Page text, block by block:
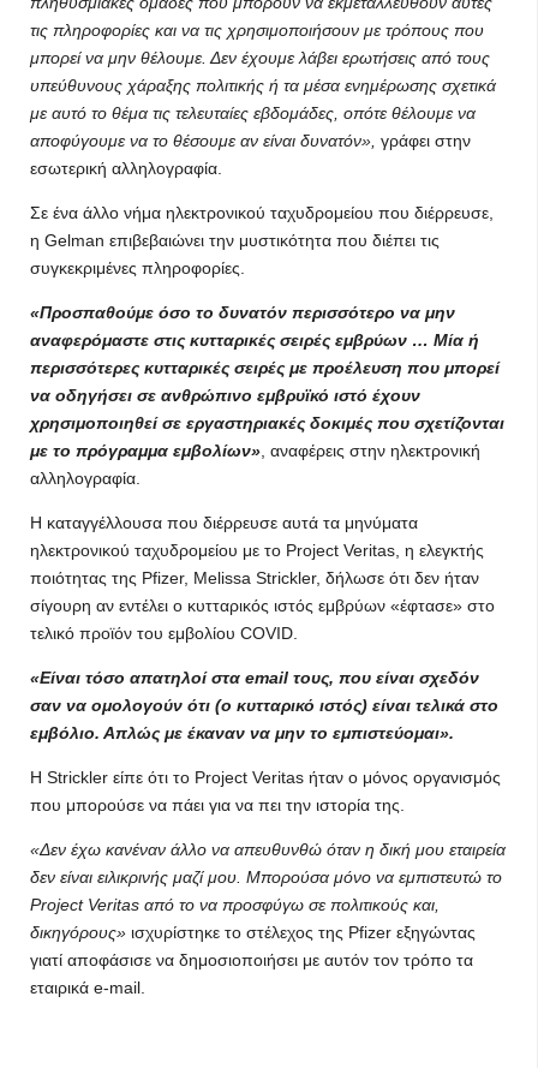
τις πληροφορίες και να τις χρησιμοποιήσουν με τρόπους που
μπορεί να μην θέλουμε. Δεν έχουμε λάβει ερωτήσεις από τους
υπεύθυνους χάραξης πολιτικής ή τα μέσα ενημέρωσης σχετικά
με αυτό το θέμα τις τελευταίες εβδομάδες, οπότε θέλουμε να
αποφύγουμε να το θέσουμε αν είναι δυνατόν», γράφει στην
εσωτερική αλληλογραφία.
Σε ένα άλλο νήμα ηλεκτρονικού ταχυδρομείου που διέρρευσε,
η Gelman επιβεβαιώνει την μυστικότητα που διέπει τις
συγκεκριμένες πληροφορίες.
«Προσπαθούμε όσο το δυνατόν περισσότερο να μην
αναφερόμαστε στις κυτταρικές σειρές εμβρύων … Μία ή
περισσότερες κυτταρικές σειρές με προέλευση που μπορεί
να οδηγήσει σε ανθρώπινο εμβρυϊκό ιστό έχουν
χρησιμοποιηθεί σε εργαστηριακές δοκιμές που σχετίζονται
με το πρόγραμμα εμβολίων» , αναφέρεις στην ηλεκτρονική
αλληλογραφία.
Η καταγγέλλουσα που διέρρευσε αυτά τα μηνύματα
ηλεκτρονικού ταχυδρομείου με το Project Veritas, η ελεγκτής
ποιότητας της Pfizer, Melissa Strickler, δήλωσε ότι δεν ήταν
σίγουρη αν εντέλει ο κυτταρικός ιστός εμβρύων «έφτασε» στο
τελικό προϊόν του εμβολίου COVID.
«Είναι τόσο απατηλοί στα email τους, που είναι σχεδόν
σαν να ομολογούν ότι (ο κυτταρικό ιστός) είναι τελικά στο
εμβόλιο. Απλώς με έκαναν να μην το εμπιστεύομαι».
Η Strickler είπε ότι το Project Veritas ήταν ο μόνος οργανισμός
που μπορούσε να πάει για να πει την ιστορία της.
«Δεν έχω κανέναν άλλο να απευθυνθώ όταν η δική μου εταιρεία
δεν είναι ειλικρινής μαζί μου. Μπορούσα μόνο να εμπιστευτώ το
Project Veritas από το να προσφύγω σε πολιτικούς και,
δικηγόρους» ισχυρίστηκε το στέλεχος της Pfizer εξηγώντας
γιατί αποφάσισε να δημοσιοποιήσει με αυτόν τον τρόπο τα
εταιρικά e-mail.